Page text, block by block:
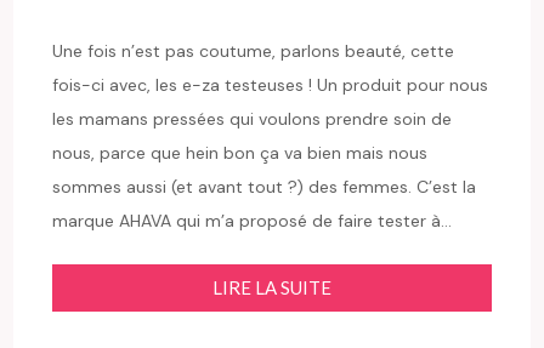
Une fois n’est pas coutume, parlons beauté, cette
fois-ci avec, les e-za testeuses ! Un produit pour nous
les mamans pressées qui voulons prendre soin de
nous, parce que hein bon ça va bien mais nous
sommes aussi (et avant tout ?) des femmes. C’est la
marque AHAVA qui m’a proposé de faire tester à…
LIRE LA SUITE